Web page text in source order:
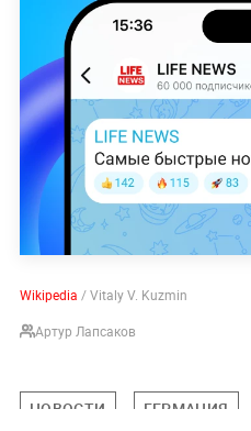
Wikipedia / Vitaly V. Kuzmin
Артур Лапсаков
НОВОСТИ ГЕРМАНИЯ